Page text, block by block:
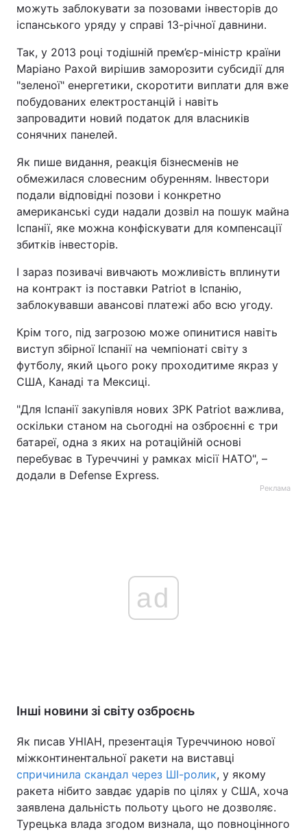
можуть заблокувати за позовами інвесторів до
іспанського уряду у справі 13-річної давнини.
Так, у 2013 році тодішній прем’єр-міністр країни
Маріано Рахой вирішив заморозити субсидії для
"зеленої" енергетики, скоротити виплати для вже
побудованих електростанцій і навіть
запровадити новий податок для власників
сонячних панелей.
Як пише видання, реакція бізнесменів не
обмежилася словесним обуренням. Інвестори
подали відповідні позови і конкретно
американські суди надали дозвіл на пошук майна
Іспанії, яке можна конфіскувати для компенсації
збитків інвесторів.
І зараз позивачі вивчають можливість вплинути
на контракт із поставки Patriot в Іспанію,
заблокувавши авансові платежі або всю угоду.
Крім того, під загрозою може опинитися навіть
виступ збірної Іспанії на чемпіонаті світу з
футболу, який цього року проходитиме якраз у
США, Канаді та Мексиці.
"Для Іспанії закупівля нових ЗРК Patriot важлива,
оскільки станом на сьогодні на озброєнні є три
батареї, одна з яких на ротаційній основі
перебуває в Туреччині у рамках місії НАТО", –
додали в Defense Express.
Реклама
ad
Інші новини зі світу озброєнь
Як писав УНІАН, презентація Туреччиною нової
міжконтинентальної ракети на виставці
спричинила скандал через ШІ-ролик, у якому
ракета нібито завдає ударів по цілях у США, хоча
заявлена дальність польоту цього не дозволяє.
Турецька влада згодом визнала, що повноцінного